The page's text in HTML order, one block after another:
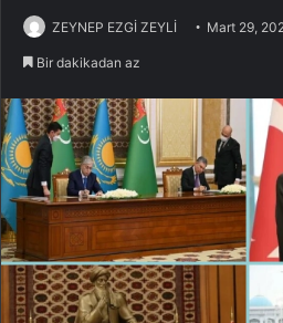
ZEYNEP EZGİ ZEYLİ Mart 29,
Bir dakikadan az